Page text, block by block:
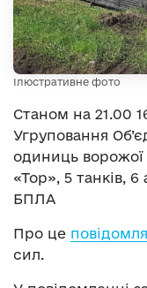
Ілюстративне фото
Станом на 21.00
Угруповання
одиниць ворожої
«Тор», 5 танків,
БПЛА
Про це
сил.